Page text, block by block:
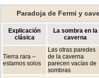
Paradoja de Fermi y
Explicación
clásica
La sombra en la
caverna
Tierra rara –
estamos solos
Las otras paredes
de la caverna
parecen vacías de
sombras